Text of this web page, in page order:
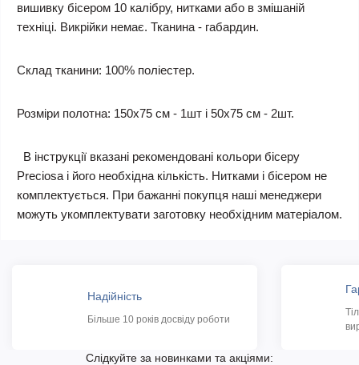
вишивку бісером 10 калібру, нитками або в змішаній
техніці. Викрійки немає. Тканина - габардин.
Склад тканини: 100% поліестер.
Розміри полотна: 150х75 см - 1шт і 50х75 см - 2шт.
В інструкції вказані рекомендовані кольори бісеру
Preciosa і його необхідна кількість. Нитками і бісером не
комплектується. При бажанні покупця наші менеджери
можуть укомплектувати заготовку необхідним матеріалом.
Надійність
Більше 10 років досвіду роботи
Слідкуйте за новинками та акціями: